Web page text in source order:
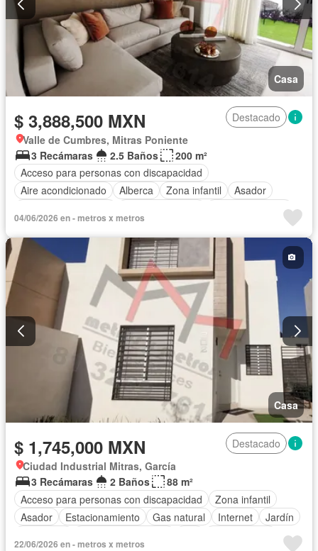
Casa
$ 3,888,500 MXN
Destacado
Valle de Cumbres, Mitras Poniente
3 Recámaras
2.5 Baños
200 m²
Acceso para personas con discapacidad
Aire acondicionado
Alberca Zona infantil
Asador
Estacionamiento
Internet
Jardín Sala polivalente
Televisión por cable
Terraza Wifi Sin amueblar
04/06/2026 en - metros x metros
Casa
$ 1,745,000 MXN
Destacado
Ciudad Industrial Mitras, García
3 Recámaras
2 Baños
88 m²
Acceso para personas con discapacidad
Zona infantil
Asador
Estacionamiento Gas natural Internet
Jardín
22/06/2026 en - metros x metros